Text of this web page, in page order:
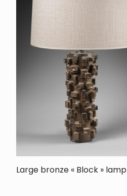
Large bronze « Block » lamp